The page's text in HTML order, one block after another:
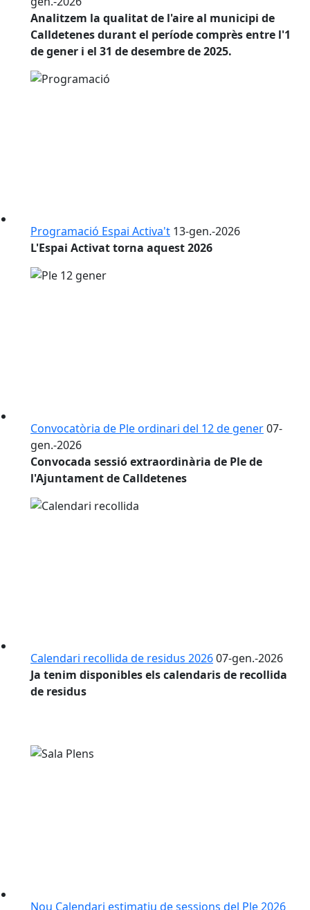
Analitzem la qualitat de l'aire al municipi de
Calldetenes durant el període comprès entre l'1
de gener i el 31 de desembre de 2025.
Programació Espai Activa't 13-gen.-2026
L'Espai Activat torna aquest 2026
Convocatòria de Ple ordinari del 12 de gener07-
gen.-2026
Convocada sessió extraordinària de Ple de
l'Ajuntament de Calldetenes
Calendari recollida de residus 202607-gen.-2026
Ja tenim disponibles els calendaris de recollida
de residus
Nou Calendari estimatiu de sessions del Ple 2026